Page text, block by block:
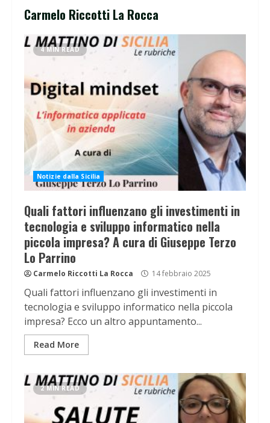
Carmelo Riccotti La Rocca
4 MIN READ
Notizie dalla Sicilia
Quali fattori influenzano gli investimenti in
tecnologia e sviluppo informatico nella
piccola impresa? A cura di Giuseppe Terzo
Lo Parrino
Carmelo Riccotti La Rocca 14 febbraio 2025
Quali fattori influenzano gli investimenti in
tecnologia e sviluppo informatico nella piccola
impresa? Ecco un altro appuntamento...
Read More
2 MIN READ